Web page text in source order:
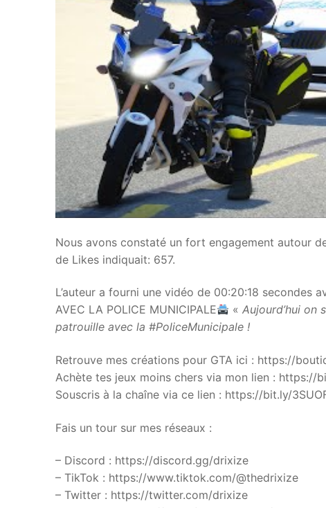
Nous avons constaté un fort engagement autour
de Likes indiquait: 657.
L’auteur a fourni une vidéo de 00:20:18 secondes
AVEC LA POLICE MUNICIPALE
« Aujourd’hui on
patrouille avec la #PoliceMunicipale !
Retrouve mes créations pour GTA ici : https://
Achète tes jeux moins chers via mon lien : https://
Souscris à la chaîne via ce lien : https://bit.ly/
Fais un tour sur mes réseaux :
– Discord : https://discord.gg/drixize
– TikTok : https://www.tiktok.com/@thedrixize
– Twitter : https://twitter.com/drixize